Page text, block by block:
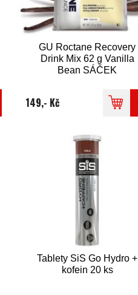
GU Roctane Recovery
Drink Mix 62 g Vanilla
Bean SÁČEK
149,- Kč
Tablety SiS Go Hydro +
kofein 20 ks